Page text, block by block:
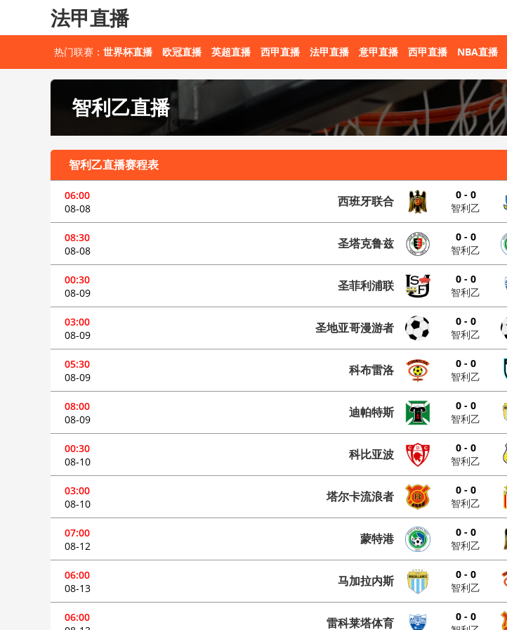
法甲直播
热门联赛： 世界杯直播 欧冠直播 英超直播 西甲直播 法甲直播 意甲直播 西甲直播 NBA直播
智利乙直播
智利乙直播赛程表
06:00
08-08
西班牙联合
0 - 0
智利乙
08:30
08-08
圣塔克鲁兹
0 - 0
智利乙
00:30
08-09
圣菲利浦联
0 - 0
智利乙
03:00
08-09
圣地亚哥漫游者
0 - 0
智利乙
05:30
08-09
科布雷洛
0 - 0
智利乙
08:00
08-09
迪帕特斯
0 - 0
智利乙
00:30
08-10
科比亚波
0 - 0
智利乙
03:00
08-10
塔尔卡流浪者
0 - 0
智利乙
07:00
08-12
蒙特港
0 - 0
智利乙
06:00
08-13
马加拉内斯
0 - 0
智利乙
06:00
雷科莱塔体育
0 - 0